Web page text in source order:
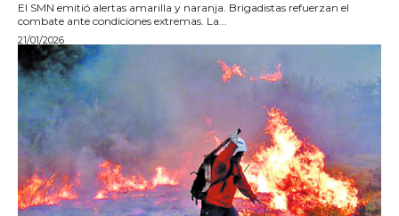
El SMN emitió alertas amarilla y naranja. Brigadistas refuerzan el
combate ante condiciones extremas. La...
21/01/2026